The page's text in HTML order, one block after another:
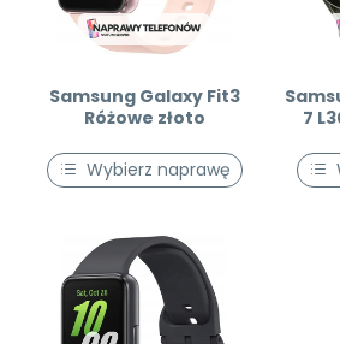
Samsung Galaxy Fit3
Różowe złoto
Wybierz naprawę
7